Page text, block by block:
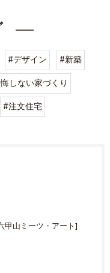
#デザイン
#新築
しない家づくり
#注文住宅
甲山ミーツ・アート]